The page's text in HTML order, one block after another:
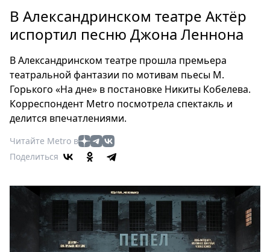
Россия
Мир
Еда
Туризм
Мода
Театр
Кино
Афиша
Выставки
Пресс-
релизы
О
В Александринском театре Актёр
испортил песню Джона Леннона
В Александринском театре прошла премьера
театральной фантазии по мотивам пьесы М.
Горького «На дне» в постановке Никиты Кобелева.
Корреспондент Metro посмотрела спектакль и
делится впечатлениями.
Читайте Metro в
Поделиться